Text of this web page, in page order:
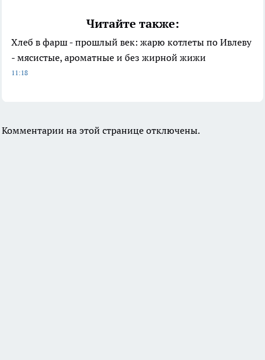
Читайте также:
Хлеб в фарш - прошлый век: жарю котлеты по Ивлеву
- мясистые, ароматные и без жирной жижи
11:18
Комментарии на этой странице отключены.